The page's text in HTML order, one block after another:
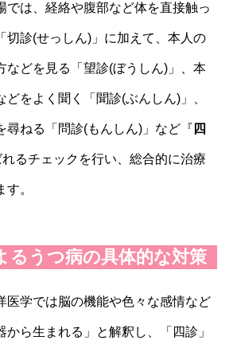
は、経絡や腹部など体を直接触っ
切診(せっしん)」に加えて、本人の
などを見る「望診(ぼうしん)」、本
どをよく聞く「聞診(ぶんしん)」、
尋ねる「問診(もんしん)」など『 四
るチェックを行い、総合的に治療
。
るうつ病の具体的な対策
医学では脳の機能や色々な感情など
から生まれる」と解釈し、「四診」